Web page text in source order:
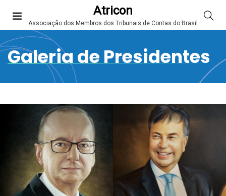
Atricon
Associação dos Membros dos Tribunais de Contas do Brasil
Galeria de Presidentes